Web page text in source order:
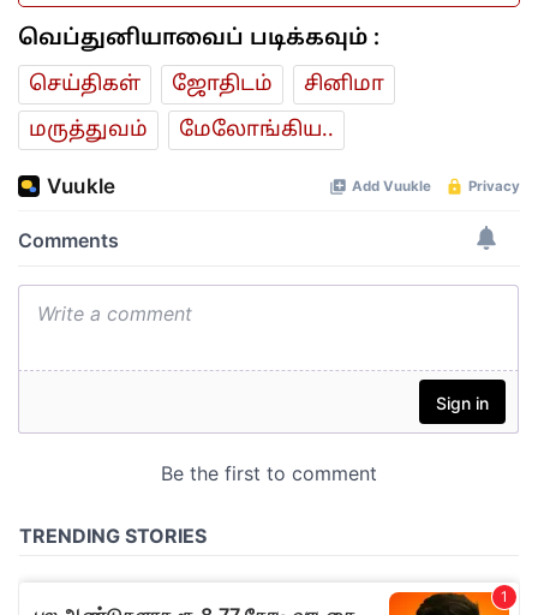
வெப்துனியாவைப் படிக்கவும் :
செய்திகள் ஜோ‌திட‌ம்
சினிமா
மரு‌த்துவ‌ம்
மேலோங்கிய..